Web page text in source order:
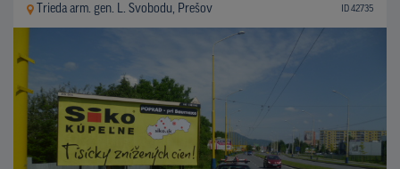
Trieda arm. gen. L. Svobodu, Prešov ID 42735